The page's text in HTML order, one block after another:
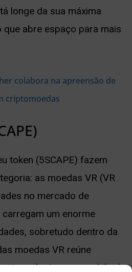
longe da sua máxima
que abre espaço para mais
colabora na apreensão de
criptomoedas
token (5SCAPE) fazem
as moedas VR (VR
no mercado de
um enorme
sobretudo dentro da
moedas VR reúne
tecnologias e o modelo de